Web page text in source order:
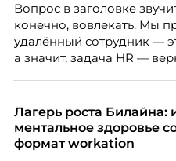
Вопрос в заголовке
конечно, вовлекать. Мы
удалённый сотрудник —
а значит, задача HR —
вовлечения, стоит
факте: данные говорят
подсказывает интуиция.
Лагерь роста Билайна:
ментальное здоровье
формат workation